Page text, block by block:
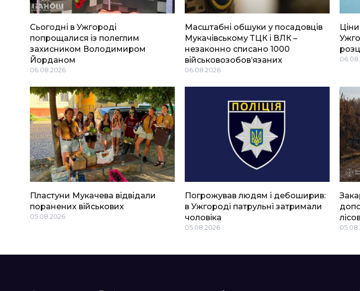
Сьогодні в Ужгороді
попрощалися із полеглим
захисником Володимиром
Йорданом
06.08.2026
Масштабні обшуки у посадовців
Мукачівському ТЦК і ВЛК –
незаконно списано 1000
військовозобов’язаних
06.08.2026
Пластуни Мукачева відвідали
поранених військових
05.08.2026
Погрожував людям і дебоширив:
в Ужгороді патрульні затримали
чоловіка
05.08.2026